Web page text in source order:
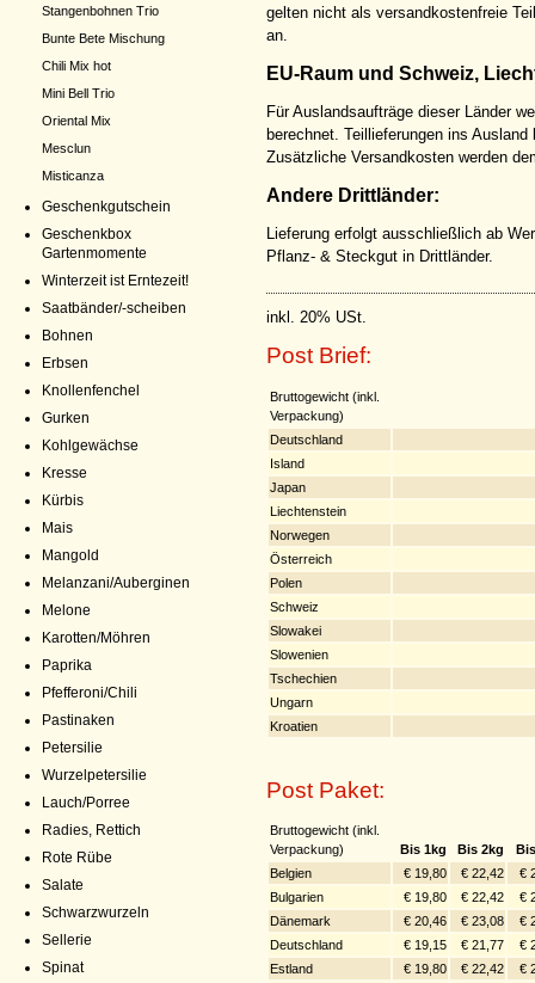
Stangenbohnen Trio
Bunte Bete Mischung
Chili Mix hot
Mini Bell Trio
Oriental Mix
Mesclun
Misticanza
Geschenkgutschein
Geschenkbox
Gartenmomente
Winterzeit ist Erntezeit!
Saatbänder/-scheiben
Bohnen
Erbsen
Knollenfenchel
Gurken
Kohlgewächse
Kresse
Kürbis
Mais
Mangold
Melanzani/Auberginen
Melone
Karotten/Möhren
Paprika
Pfefferoni/Chili
Pastinaken
Petersilie
Wurzelpetersilie
Lauch/Porree
Radies, Rettich
Rote Rübe
Salate
Schwarzwurzeln
Sellerie
Spinat
gelten nicht als versandkostenfreie
an.
EU-Raum und Schweiz,
Für Auslandsaufträge dieser Länder
berechnet. Teillieferungen ins
Zusätzliche Versandkosten werden
Andere Drittländer:
Lieferung erfolgt ausschließlich ab
Pflanz- & Steckgut in Drittländer.
inkl. 20% USt.
Post Brief:
Bruttogewicht (inkl.
Verpackung)
Deutschland
Island
Japan
Liechtenstein
Norwegen
Österreich
Polen
Schweiz
Slowakei
Slowenien
Tschechien
Ungarn
Kroatien
Post Paket:
Bruttogewicht (inkl.
Verpackung)
Bis 1kg Bis 2kg
Belgien
€ 19,80 € 22,42
€
Bulgarien
€ 19,80 € 22,42
€
Dänemark
€ 20,46 € 23,08
€
Deutschland
€ 19,15 € 21,77
€
Estland
€ 19,80 € 22,42
€